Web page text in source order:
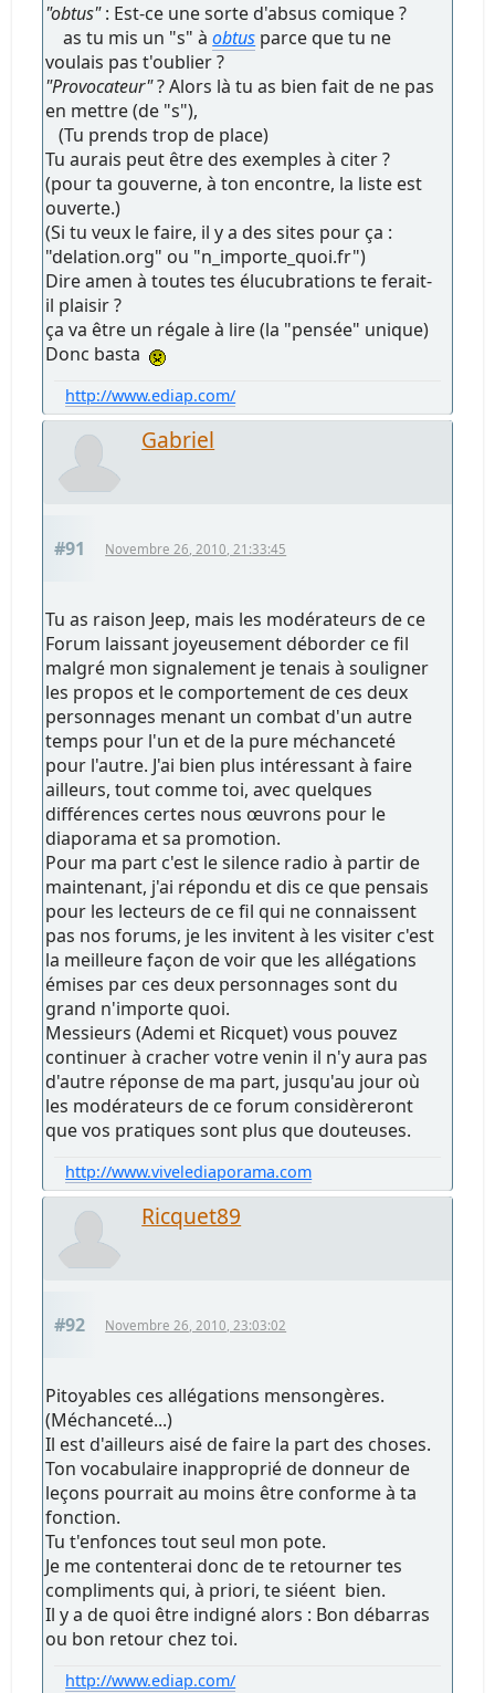
"obtus": Est-ce une sorte d'absus comique ?
as tu mis un "s" àobtus parce que tu ne
voulais pas t'oublier ?
"Provocateur"? Alors là tu as bien fait de ne pas
en mettre (de "s"),
(Tu prends trop de place)
Tu aurais peut être des exemples à citer ?
(pour ta gouverne, à ton encontre, la liste est
ouverte.)
(Si tu veux le faire, il y a des sites pour ça :
"delation.org" ou "n_importe_quoi.fr")
Dire amen à toutes tes élucubrations te ferait-
il plaisir ?
ça va être un régale à lire (la "pensée" unique)
Donc basta
http://www.ediap.com/
Gabriel
#91 Novembre 26, 2010, 21:33:45
Tu as raison Jeep, mais les modérateurs de ce
Forum laissant joyeusement déborder ce fil
malgré mon signalement je tenais à souligner
les propos et le comportement de ces deux
personnages menant un combat d'un autre
temps pour l'un et de la pure méchanceté
pour l'autre. J'ai bien plus intéressant à faire
ailleurs, tout comme toi, avec quelques
différences certes nous œuvrons pour le
diaporama et sa promotion.
Pour ma part c'est le silence radio à partir de
maintenant, j'ai répondu et dis ce que pensais
pour les lecteurs de ce fil qui ne connaissent
pas nos forums, je les invitent à les visiter c'est
la meilleure façon de voir que les allégations
émises par ces deux personnages sont du
grand n'importe quoi.
Messieurs (Ademi et Ricquet) vous pouvez
continuer à cracher votre venin il n'y aura pas
d'autre réponse de ma part, jusqu'au jour où
les modérateurs de ce forum considèreront
que vos pratiques sont plus que douteuses.
http://www.vivelediaporama.com
Ricquet89
#92 Novembre 26, 2010, 23:03:02
Pitoyables ces allégations mensongères.
(Méchanceté...)
Il est d'ailleurs aisé de faire la part des choses.
Ton vocabulaire inapproprié de donneur de
leçons pourrait au moins être conforme à ta
fonction.
Tu t'enfonces tout seul mon pote.
Je me contenterai donc de te retourner tes
compliments qui, à priori, te siéent bien.
Il y a de quoi être indigné alors : Bon débarras
ou bon retour chez toi.
http://www.ediap.com/